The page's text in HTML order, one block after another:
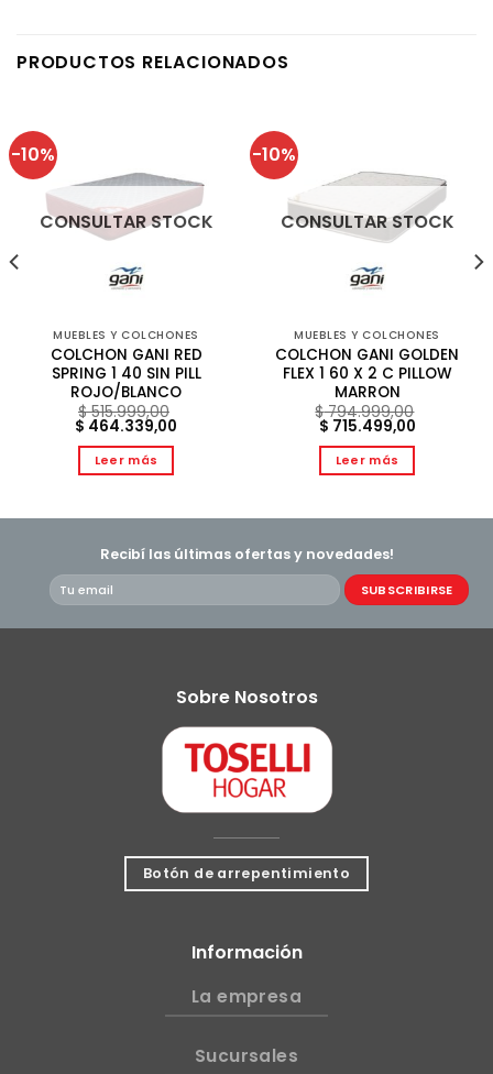
PRODUCTOS RELACIONADOS
-10%
CONSULTAR STOCK
MUEBLES Y COLCHONES
COLCHON GANI RED
SPRING 1 40 SIN PILL
ROJO/BLANCO
$515.999,00
El
original
era:
$ 464.339,00
Leer más
-10%
CONSULTAR STOCK
MUEBLES Y COLCHONES
COLCHON GANI GOLDEN
FLEX 1 60 X 2 C PILLOW
MARRON
$794.999,00
El
original
era:
$ 715.499,00El
Leer más
Recibí las últimas ofertas y novedades!
Sobre Nosotros
Botón de arrepentimiento
Información
La empresa
Sucursales